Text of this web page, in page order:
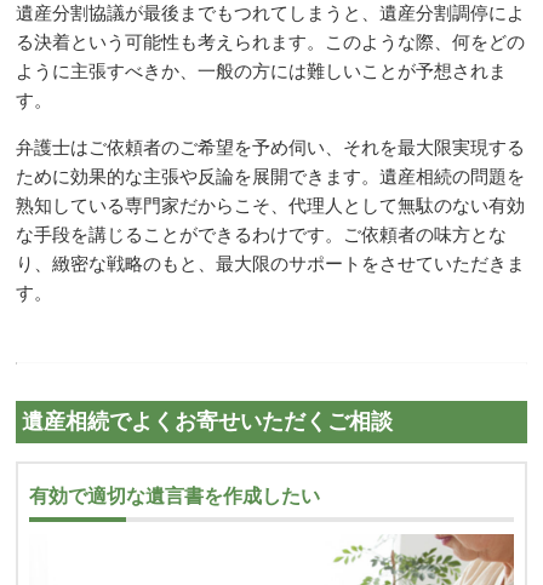
遺産分割協議が最後までもつれてしまうと、遺産分割調停によ
る決着という可能性も考えられます。このような際、何をどの
ように主張すべきか、一般の方には難しいことが予想されま
す。
弁護士はご依頼者のご希望を予め伺い、それを最大限実現する
ために効果的な主張や反論を展開できます。遺産相続の問題を
熟知している専門家だからこそ、代理人として無駄のない有効
な手段を講じることができるわけです。ご依頼者の味方とな
り、緻密な戦略のもと、最大限のサポートをさせていただきま
す。
遺産相続でよくお寄せいただくご相談
有効で適切な遺言書を作成したい